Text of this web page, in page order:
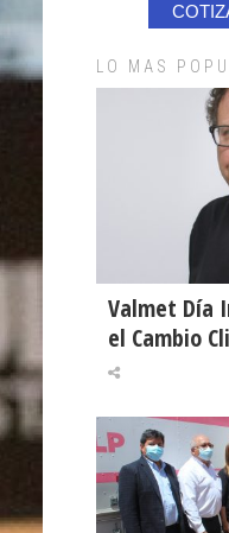
LO MAS
Valmet Día
el Cambio